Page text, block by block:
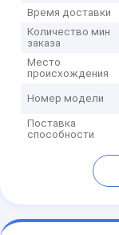
Время доставки
Количество мин
заказа
Место
происхождения
Номер модели
Поставка
способности